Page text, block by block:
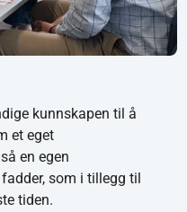
kunnskapen til å
et eget
en egen
som i tillegg til
tiden.